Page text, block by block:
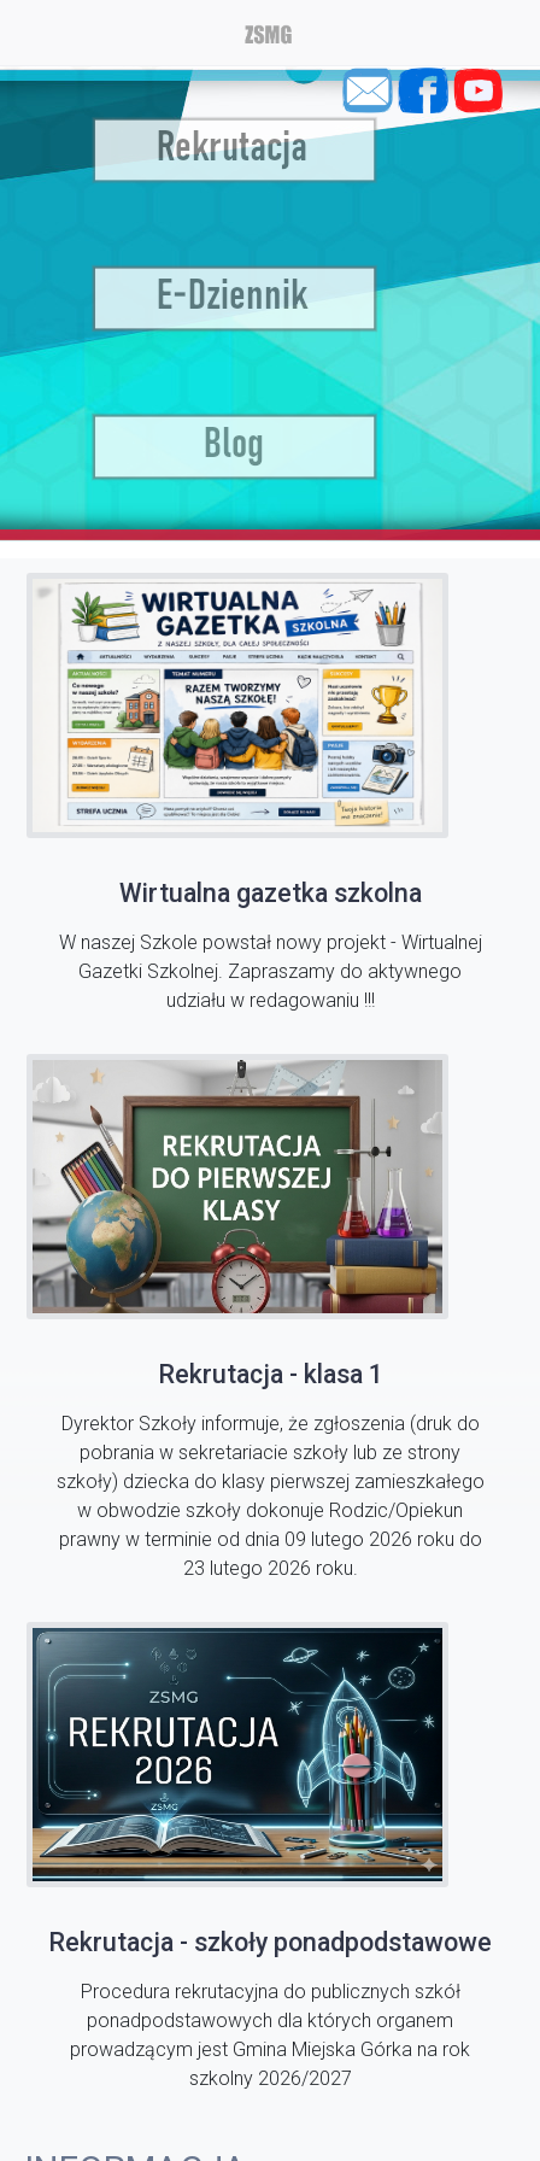
Wirtualna gazetka szkolna
W naszej Szkole powstał nowy projekt - Wirtualnej
Gazetki Szkolnej. Zapraszamy do aktywnego
udziału w redagowaniu !!!
Rekrutacja - klasa 1
Dyrektor Szkoły informuje, że zgłoszenia (druk do
pobrania w sekretariacie szkoły lub ze strony
szkoły) dziecka do klasy pierwszej zamieszkałego
w obwodzie szkoły dokonuje Rodzic/Opiekun
prawny w terminie od dnia 09 lutego 2026 roku do
23 lutego 2026 roku.
Rekrutacja - szkoły ponadpodstawowe
Procedura rekrutacyjna do publicznych szkół
ponadpodstawowych dla których organem
prowadzącym jest Gmina Miejska Górka na rok
szkolny 2026/2027